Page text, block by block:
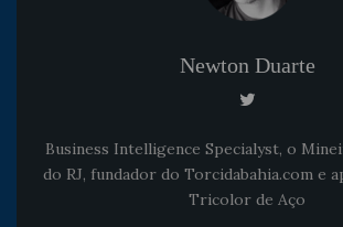
Newton Duarte
Business Intelligence Specialyst, o
do RJ, fundador do Torcidabahia.com e
Tricolor de Aço